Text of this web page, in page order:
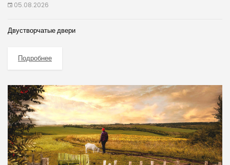
05.08.2026
Двустворчатые двери
Подробнее